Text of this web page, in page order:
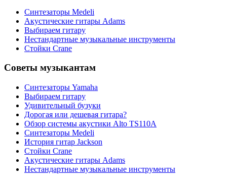
Синтезаторы Мedeli
Акустические гитары Adams
Выбираем гитару
Нестандартные музыкальные инструменты
Стойки Crane
Советы музыкантам
Синтезаторы Yamaha
Выбираем гитару
Удивительный бузуки
Дорогая или дешевая гитара?
Обзор системы акустики Alto TS110A
Синтезаторы Мedeli
История гитар Jackson
Стойки Crane
Акустические гитары Adams
Нестандартные музыкальные инструменты